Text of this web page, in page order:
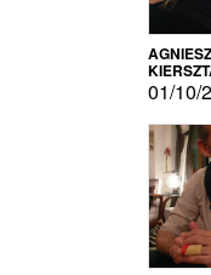
01/10/